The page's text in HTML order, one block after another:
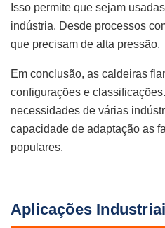
Isso permite que sejam
indústria. Desde processos
que precisam de alta pressão.
Em conclusão, as caldeiras
configurações e
necessidades de várias
capacidade de adaptação as
populares.
Aplicações